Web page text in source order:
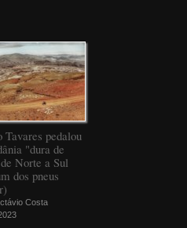
Tavares pedalou
"dura de
Norte a Sul
dos pneus
Costa